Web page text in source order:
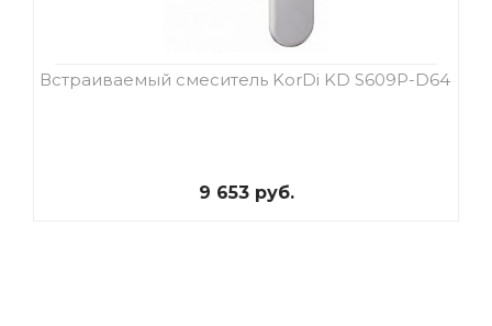
Встраиваемый смеситель KorDi KD S609P-D64
9 653 руб.